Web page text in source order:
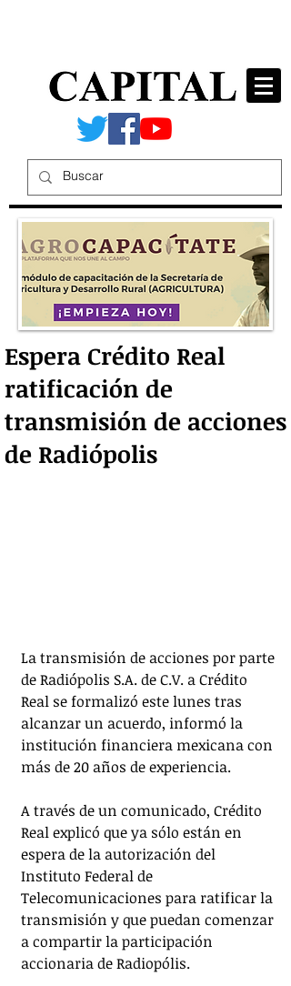
Espera Crédito Real
ratificación de
transmisión de acciones
de Radiópolis
La transmisión de acciones por parte
de Radiópolis S.A. de C.V. a Crédito
Real se formalizó este lunes tras
alcanzar un acuerdo, informó la
institución financiera mexicana con
más de 20 años de experiencia.
A través de un comunicado, Crédito
Real explicó que ya sólo están en
espera de la autorización del
Instituto Federal de
Telecomunicaciones para ratificar la
transmisión y que puedan comenzar
a compartir la participación
accionaria de Radiopólis.